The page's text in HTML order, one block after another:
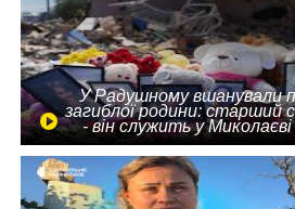
У Радушному вшанували
загиблої родини: старший
- він служить у Миколаєві